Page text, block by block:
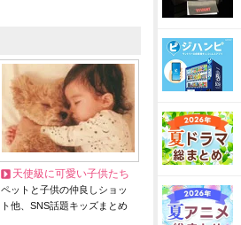
天使級に可愛い子供たち
ペットと子供の仲良しショッ
ト他、SNS話題キッズまとめ